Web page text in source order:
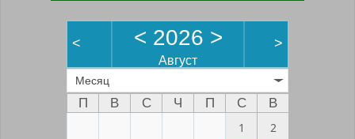
< < 2026 >
Август
>
Месяц
П В С Ч П С
В
1
2